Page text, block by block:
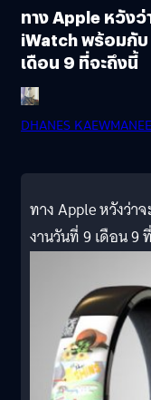
ทาง Apple หวัง
iWatch พร้อมกับ
เดือน 9 ที่จะถึงนี้
DHANES KAEWMANEE
ทาง Apple หวังว่า
งานวันที่ 9 เดือน 9